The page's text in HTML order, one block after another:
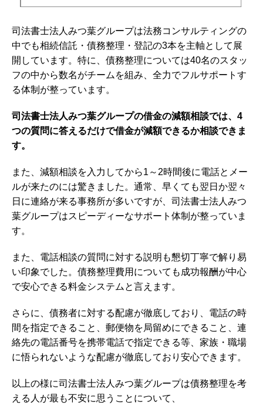
司法書士法人みつ葉グループは法務コンサルティングの
中でも相続信託・債務整理・登記の3本を主軸として展
開しています。特に、債務整理については40名のスタッ
フの中から数名がチームを組み、全力でフルサポートす
る体制が整っています。
司法書士法人みつ葉グループの借金の減額相談では、4
つの質問に答えるだけで借金が減額できるか相談できま
す。
また、減額相談を入力してから1～2時間後に電話とメー
ルが来たのには驚きました。通常、早くても翌日か翌々
日に連絡が来る事務所が多いですが、司法書士法人みつ
葉グループはスピーディーなサポート体制が整っていま
す。
また、電話相談の質問に対する説明も懇切丁寧で解り易
い印象でした。債務整理費用についても成功報酬が中心
で安心できる料金システムと言えます。
さらに、債務者に対する配慮が徹底しており、電話の時
間を指定できること、郵便物を局留めにできること、連
絡先の電話番号を携帯電話で指定できる等、家族・職場
に悟られないような配慮が徹底しており安心できます。
以上の様に司法書士法人みつ葉グループは債務整理を考
える人が最も不安に思うことについて、